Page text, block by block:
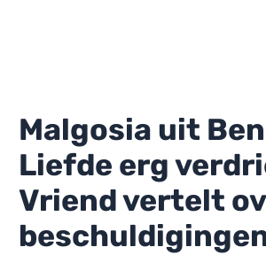
Malgosia uit
Liefde erg
Vriend vertelt